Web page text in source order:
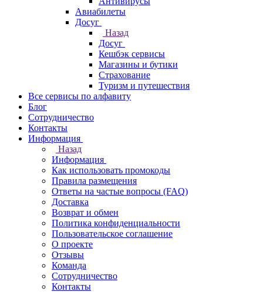
Авиабилеты
Досуг
Назад
Досуг
Кешбэк сервисы
Магазины и бутики
Страхование
Туризм и путешествия
Все сервисы по алфавиту
Блог
Сотрудничество
Контакты
Информация
Назад
Информация
Как использовать промокоды
Правила размещения
Ответы на частые вопросы (FAQ)
Доставка
Возврат и обмен
Политика конфиденциальности
Пользовательское соглашение
О проекте
Отзывы
Команда
Сотрудничество
Контакты